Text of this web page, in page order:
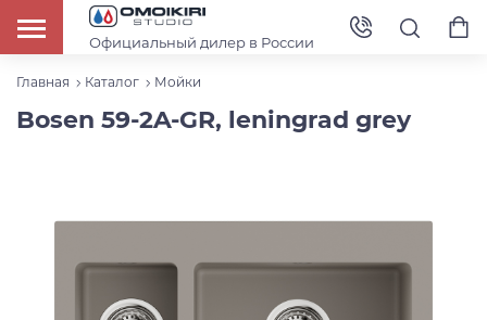
Официальный дилер в России
Главная Каталог Мойки
Bosen 59-2A-GR, leningrad grey